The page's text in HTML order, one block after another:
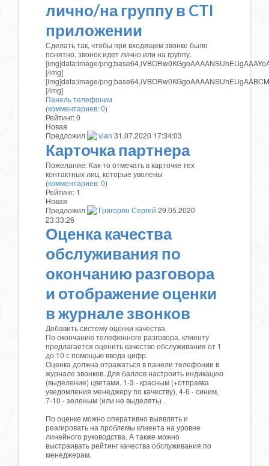
лично/на группу в CTI
приложении
Сделать так, чтобы при входящем звонке было
понятно, звонок идет лично или на группу.
[img]data:image/
Панель телефонии
(комментариев: 0)
Рейтинг:0
Новая
Предложил
vian 31.07.2020 17:34:03
Карточка партнера
Пожелание: Как-то отмечать в карточке тех
контактных лиц, которые уволены
(комментариев: 0)
Рейтинг: 1
Новая
Предложил
Григорян Сергей 29.05.2020
23:33:26
Оценка качества
обслуживания по
окончанию разговора
и отображение оценки
в журнале звонков
Добавить систему оценки качества.
По окончанию телефонного разговора, клиенту
предлагается оценить качество обслуживания от 1
до 10 с помощью ввода цифр.
Оценка должна отражаться в панели телефонии в
журнале звонков. Для баллов настроить индикацию
(выделение) цветами. 1-3 - красным (+отправка
уведомления менеджеру по качеству), 4-6 - синим,
7-10 - зеленым (или не выделять) .
По оценке можно оперативно выявлять и
реагировать на проблемы клиента на уровне
линейного руководства. А также можно
выстраивать рейтинг качества обслуживания по
менеджерам.